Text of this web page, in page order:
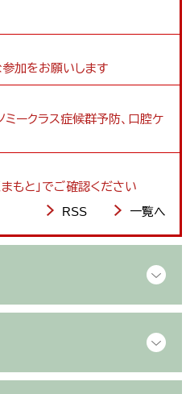
加をお願いします
ミークラス症候群予防、口腔ケ
もと」でご確認ください
RSS
一覧へ